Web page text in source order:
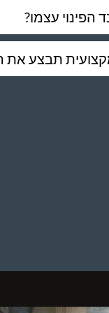
הפינוי עצמו?
תבצע את